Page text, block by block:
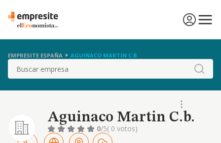
EMPRESITE ESPAÑA AGUINACO MARTIN C.B.
Buscar
Aguinaco Martin C.b.
0/5( 0 votos)